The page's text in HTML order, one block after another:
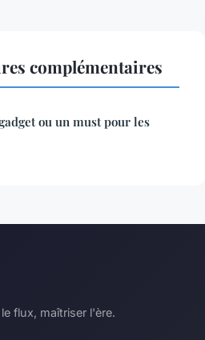
complémentaires
ou un must pour les
flux, maîtriser l'ère.